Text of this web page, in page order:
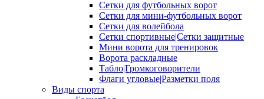
Сетки для футбольных ворот
Сетки для мини-футбольных ворот
Сетки для волейбола
Сетки спортивные|Сетки защитные
Мини ворота для тренировок
Ворота раскладные
Табло|Громкоговорители
Флаги угловые|Разметки поля
Виды спорта